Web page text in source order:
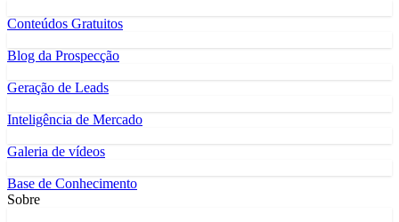
Conteúdos Gratuitos
Blog da Prospecção
Geração de Leads
Inteligência de Mercado
Galeria de vídeos
Base de Conhecimento
Sobre